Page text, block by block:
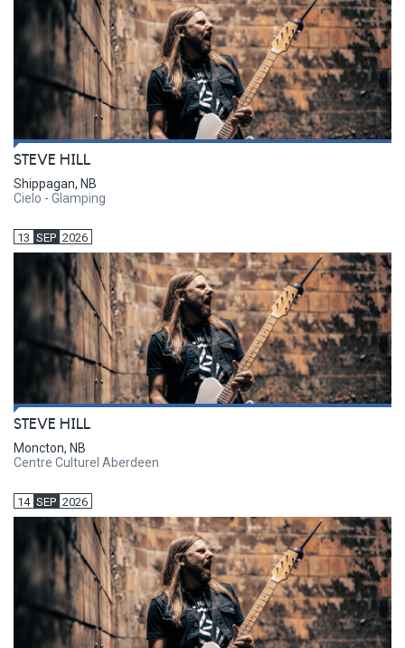
STEVE HILL
Shippagan, NB
Cielo - Glamping
13 SEP 2026
STEVE HILL
Moncton, NB
Centre Culturel Aberdeen
14 SEP 2026